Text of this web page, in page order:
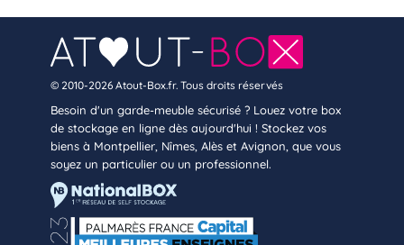
© 2010-2026 Atout-Box.fr. Tous droits réservés
Besoin d'un garde-meuble sécurisé ? Louez votre box
de stockage en ligne dès aujourd'hui ! Stockez vos
biens à Montpellier, Nîmes, Alès et Avignon, que vous
soyez un particulier ou un professionnel.